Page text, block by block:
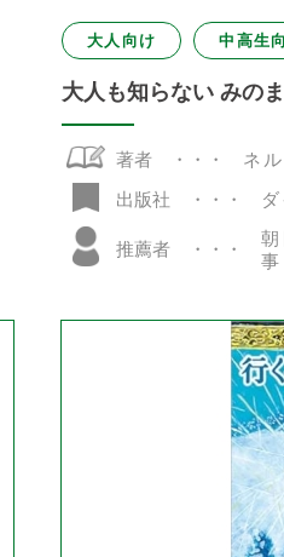
大人向け 中高生
大人も知らない みの
著者
ネ
出版社
推薦者
事